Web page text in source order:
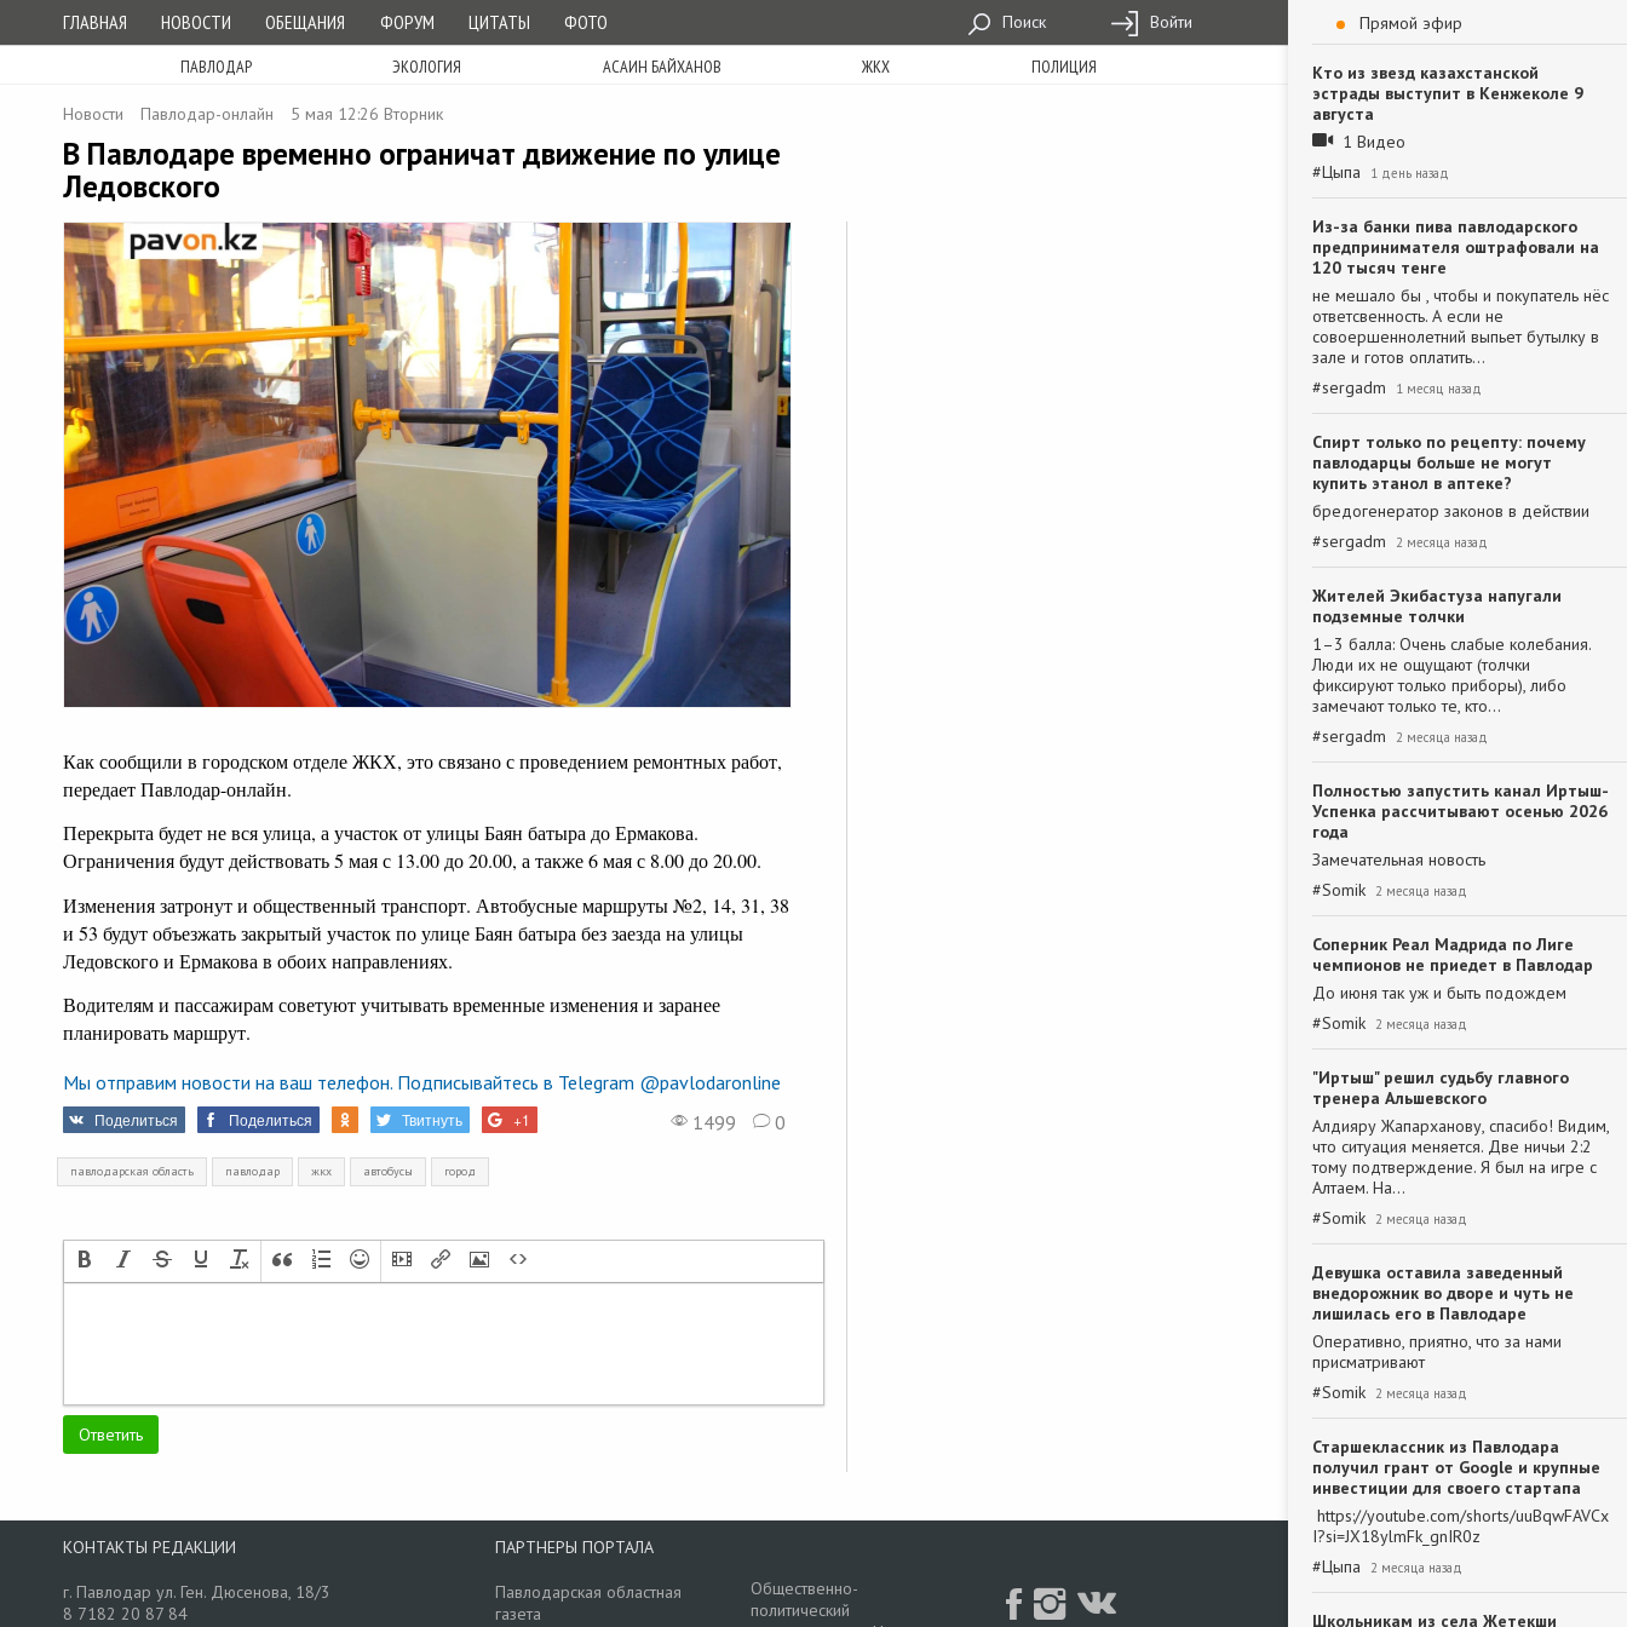
ГЛАВНАЯ НОВОСТИ ОБЕЩАНИЯ ФОРУМ ЦИТАТЫ ФОТО Поиск Войти
ПАВЛОДАР ЭКОЛОГИЯ АСАИН БАЙХАНОВ ЖКХ ПОЛИЦИЯ
Новости Павлодар-онлайн 5 мая 12:26 Вторник
В Павлодаре временно ограничат движение по улице
Ледовского
Как сообщили в городском отделе ЖКХ, это связано с проведением ремонтных работ,
передает Павлодар-онлайн.
Перекрыта будет не вся улица, а участок от улицы Баян батыра до Ермакова.
Ограничения будут действовать 5 мая с 13.00 до 20.00, а также 6 мая с 8.00 до 20.00.
Изменения затронут и общественный транспорт. Автобусные маршруты №2, 14, 31, 38
и 53 будут объезжать закрытый участок по улице Баян батыра без заезда на улицы
Ледовского и Ермакова в обоих направлениях.
Водителям и пассажирам советуют учитывать временные изменения и заранее
планировать маршрут.
Мы отправим новости на ваш телефон. Подписывайтесь в Telegram @pavlodaronline
Поделиться Поделиться Твитнуть +1 1499 0
павлодарская область павлодар жкх автобусы город
Прямой эфир
Кто из звезд казахстанской
эстрады выступит в Кенжеколе 9
августа
1 Видео
#Цыпа 1 день назад
Из-за банки пива павлодарского
предпринимателя оштрафовали на
120 тысяч тенге
не мешало бы , чтобы и покупатель нёс
ответсвенность. А если не
совоершеннолетний выпьет бутылку в
зале и готов оплатить…
#sergadm 1 месяц назад
Спирт только по рецепту: почему
павлодарцы больше не могут
купить этанол в аптеке?
бредогенератор законов в действии
#sergadm 2 месяца назад
Жителей Экибастуза напугали
подземные толчки
1–3 балла: Очень слабые колебания.
Люди их не ощущают (толчки
фиксируют только приборы), либо
замечают только те, кто…
#sergadm 2 месяца назад
Полностью запустить канал Иртыш-
Успенка рассчитывают осенью 2026
года
Замечательная новость
#Somik 2 месяца назад
Соперник Реал Мадрида по Лиге
чемпионов не приедет в Павлодар
До июня так уж и быть подождем
#Somik 2 месяца назад
"Иртыш" решил судьбу главного
тренера Альшевского
Алдияру Жапарханову, спасибо! Видим,
что ситуация меняется. Две ничьи 2:2
тому подтверждение. Я был на игре с
Алтаем. На…
#Somik 2 месяца назад
Девушка оставила заведенный
внедорожник во дворе и чуть не
лишилась его в Павлодаре
Оперативно, приятно, что за нами
присматривают
#Somik 2 месяца назад
Старшеклассник из Павлодара
получил грант от Google и крупные
инвестиции для своего стартапа
https://youtube.com/shorts/uuBqwFAVCx
I?si=JX18ylmFk_gnIR0z
#Цыпа 2 месяца назад
Школьникам из села Жетекши
КОНТАКТЫ РЕДАКЦИИ
г. Павлодар ул. Ген. Дюсенова, 18/3
8 7182 20 87 84
ПАРТНЕРЫ ПОРТАЛА
Павлодарская областная
газета
Общественно-
политический